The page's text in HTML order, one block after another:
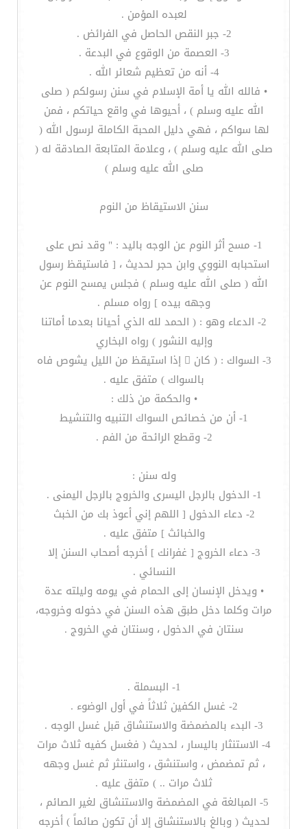
لعبده المؤمن .
2- جبر النقص الحاصل في الفرائض .
3- العصمة من الوقوع في البدعة .
4- أنه من تعظيم شعائر الله .
• فالله الله يا أمة الإسلام في سنن رسولكم ( صلى
الله عليه وسلم ) ، أحيوها في واقع حياتكم ، فمن
لها سواكم ، فهي دليل المحبة الكاملة لرسول الله (
صلى الله عليه وسلم ) ، وعلامة المتابعة الصادقة له (
صلى الله عليه وسلم )
سنن الاستيقاظ من النوم
1- مسح أثر النوم عن الوجه باليد : " وقد نص على
استحبابه النووي وابن حجر لحديث ، [ فاستيقظ رسول
الله ( صلى الله عليه وسلم ) فجلس يمسح النوم عن
وجهه بيده ] رواه مسلم .
2- الدعاء وهو : ( الحمد لله الذي أحيانا بعدما أماتنا
وإليه النشور ) رواه البخاري
3- السواك : ( كان  إذا استيقظ من الليل يشوص فاه
بالسواك ) متفق عليه .
• والحكمة من ذلك :
1- أن من خصائص السواك التنبيه والتنشيط
2- وقطع الرائحة من الفم .
وله سنن :
1- الدخول بالرجل اليسرى والخروج بالرجل اليمنى .
2- دعاء الدخول [ اللهم إني أعوذ بك من الخبث
والخبائث ] متفق عليه .
3- دعاء الخروج [ غفرانك ] أخرجه أصحاب السنن إلا
النسائي .
• ويدخل الإنسان إلى الحمام في يومه وليلته عدة
مرات وكلما دخل طبق هذه السنن في دخوله وخروجه،
سنتان في الدخول ، وسنتان في الخروج .
1- البسملة .
2- غسل الكفين ثلاثاً في أول الوضوء .
3- البدء بالمضمضة والاستنشاق قبل غسل الوجه .
4- الاستنثار باليسار ، لحديث ( فغسل كفيه ثلاث مرات
، ثم تمضمض ، واستنشق ، واستنثر ثم غسل وجهه
ثلاث مرات .. ) متفق عليه .
5- المبالغة في المضمضة والاستنشاق لغير الصائم ،
لحديث ( وبالغ بالاستنشاق إلا أن تكون صائماً ) أخرجه